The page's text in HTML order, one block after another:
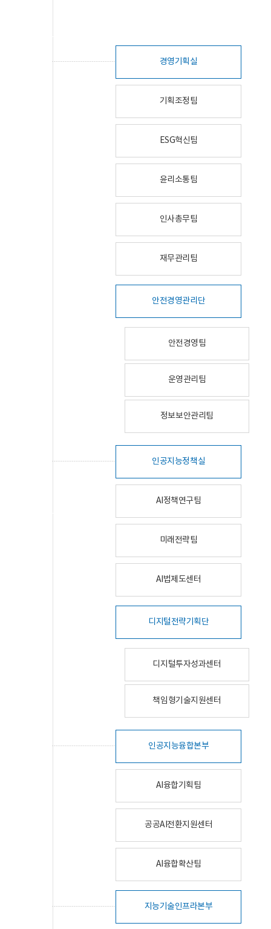
경영기획실
기획조정팀
ESG혁신팀
윤리소통팀
인사총무팀
재무관리팀
안전경영관리단
안전경영팀
운영관리팀
정보보안관리팀
인공지능정책실
AI정책연구팀
미래전략팀
AI법제도센터
디지털전략기획단
디지털투자성과센터
책임형기술지원센터
인공지능융합본부
AI융합기획팀
공공AI전환지원센터
AI융합확산팀
지능기술인프라본부